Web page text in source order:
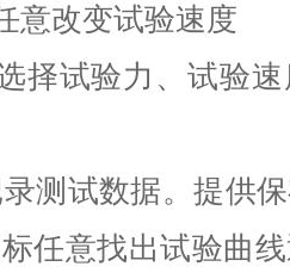
意改变试验速度
择试验力、试验
测试数据。提供
任意找出试验曲